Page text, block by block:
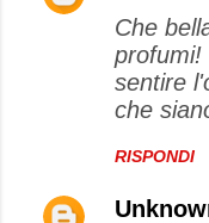
Che
profumi!
sentire
che
RISPONDI